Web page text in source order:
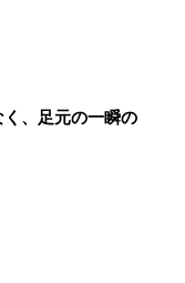
、足元の一瞬の